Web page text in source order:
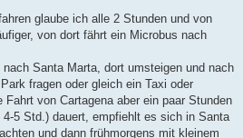
glaube ich alle 2 Stunden und von
von dort fährt ein Microbus nach
Santa Marta, dort umsteigen und nach
fragen oder gleich ein Taxi oder
von Cartagena aber ein paar Stunden
5 Std.) dauert, empfiehlt es sich in Santa
und dann frühmorgens mit kleinem